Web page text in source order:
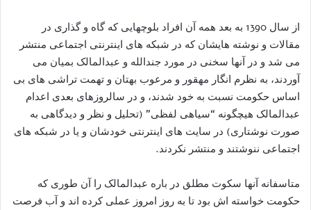
از سال 1390 به بعد همه آن افراد بلوچهایی که گاه و گذاری در
مقالات و نوشته هایشان که در شبکه های اینترنتی اجتماعی منتشر
می شد و در آنها سخنی در مورد جندالله و عبدالمالک بمیان می
آوردند، به نظرم انگار مهقور و مرعوب بهتان و تهمت تراشی های بی
اساس حکومت نسبت به خود شدند، و در سالروزهای بعدی اعدام
عبدالمالک هیچگونه “سیاهی لفظی” (تحلیل و نظر و دیدگاهی به
صورت نوشتاری) در سایت های اینترنتی خودشان و یا در شبکه های
اجتماعی ننوشتند و منتشر نکردند.
متاسفانه آنها سکوت مطلق در باره عبدالمالک را آن طوری که
حکومت خواسته اش بود تا به روز امروز عملی کرده اند و آب فرصت